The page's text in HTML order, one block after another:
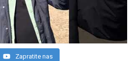
Zapratite nas